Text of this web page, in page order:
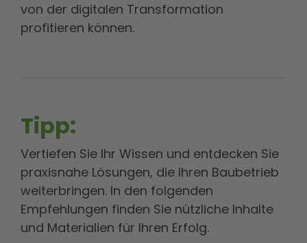
von der digitalen Transformation
profitieren können.
Tipp:
Vertiefen Sie Ihr Wissen und entdecken Sie
praxisnahe Lösungen, die Ihren Baubetrieb
weiterbringen. In den folgenden
Empfehlungen finden Sie nützliche Inhalte
und Materialien für Ihren Erfolg.